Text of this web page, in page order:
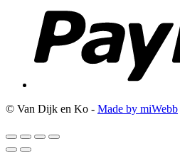
© Van Dijk en Ko - Made by miWebb